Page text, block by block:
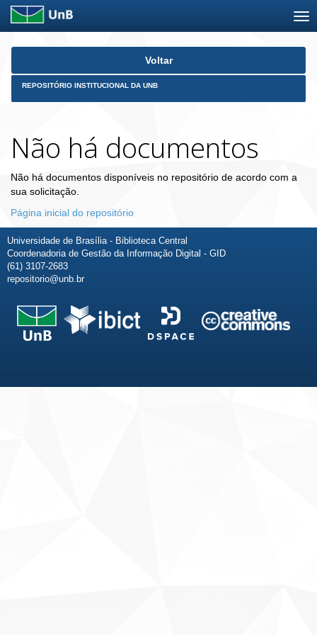
Skip
Voltar
REPOSITÓRIO INSTITUCIONAL DA UNB
Não há documentos
Não há documentos disponíveis no repositório de acordo com a
sua solicitação.
Página inicial do repositório
Universidade de Brasília - Biblioteca Central
Coordenadoria de Gestão da Informação Digital - GID
(61) 3107-2683
repositorio@unb.br